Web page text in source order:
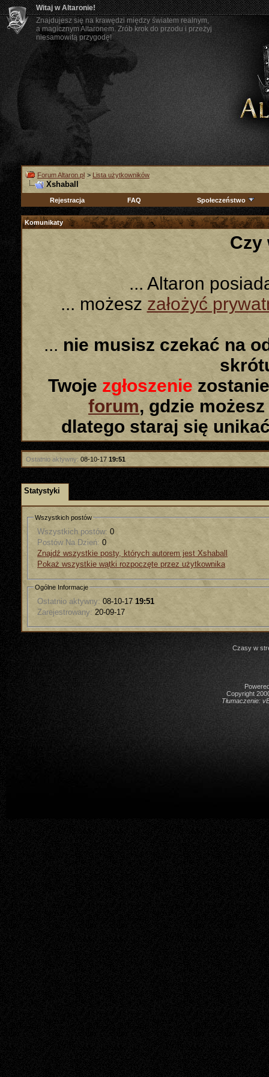
Witaj w Altaronie!
Znajdujesz się na krawędzi między światem realnym,
a magicznym Altaronem. Zrób krok do przodu i przeżyj
niesamowitą przygodę!
Forum Altaron.pl > Lista użytkowników
Xshaball
Rejestracja FAQ Społeczeństwo
Komunikaty
Czy
... Altaron
... możeszzałożyć
... nie musisz czekać na
Twoje zgłoszenie
forum, gdzie
dlatego staraj się
Ostatnio aktywny: 08-10-17 19:51
Statystyki
Wszystkich postów
Wszystkich postów: 0
Postów Na Dzień: 0
Znajdź wszystkie posty, których autorem jest Xshaball
Pokaż wszystkie wątki rozpoczęte przez użytkownika
Ogólne Informacje
Ostatnio aktywny: 08-10-17 19:51
Zarejestrowany: 20-09-17
Czasy w
Copyright
Tłumaczenie: